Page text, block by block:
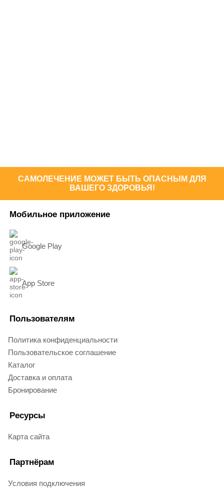
САМОЛЕЧЕНИЕ МОЖЕТ БЫТЬ ОПАСНЫМ ДЛЯ
ВАШЕГО ЗДОРОВЬЯ!
Мобильное приложение
Google Play
App Store
Пользователям
Политика конфиденциальности
Пользовательское соглашение
Каталог
Доставка и оплата
Бронирование
Ресурсы
Карта сайта
Партнёрам
Условия подключения